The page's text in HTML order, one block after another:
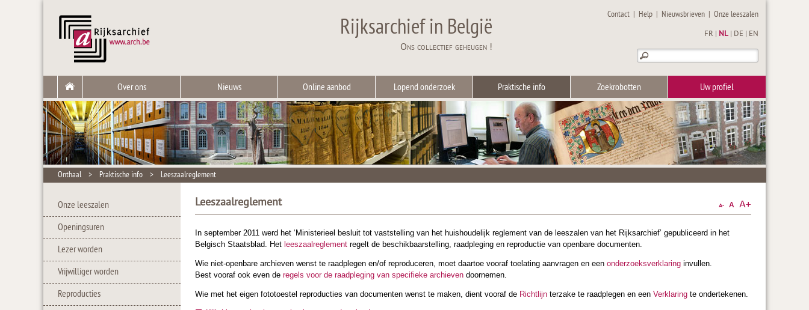
Rijksarchief in België
Ons collectief geheugen !
Contact | Help | Nieuwsbrieven |Onze leeszalen
FR NL DE EN
Over ons Nieuws Online aanbod Lopend onderzoek Praktische info Zoekrobotten Uw profiel
Onthaal > Praktische info > Leeszaalreglement
Onze leeszalen
Openingsuren
Lezer worden
Vrijwilliger worden
Reproducties
Leeszaalreglement
In september 2011 werd het ‘Ministerieel besluit tot vaststelling van het huishoudelijk reglement van de leeszalen van het Rijksarchief’ gepubliceerd in het
Belgisch Staatsblad. Het leeszaalreglement regelt de beschikbaarstelling, raadpleging en reproductie van openbare documenten.
Wie niet-openbare archieven wenst te raadplegen en/of reproduceren, moet daartoe vooraf toelating aanvragen en een onderzoeksverklaring invullen.
Best vooraf ook even de regels voor de raadpleging van specifieke archieven doornemen.
Wie met het eigen fototoestel reproducties van documenten wenst te maken, dient vooraf de Richtlijn terzake te raadplegen en een Verklaring te ondertekenen.